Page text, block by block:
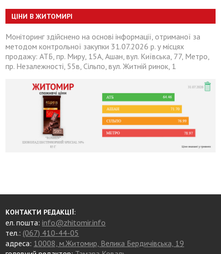
ЦІНИ В ЖИТОМИРІ
Моніторинг здійснено на основі інформації, отриманої за
методом контрольної закупки 31.07.2026 р. у місцях
продажу: АТБ, пр. Миру, 15А, Ашан, вул. Київська, 77, Метро,
пр. Незалежності, 55в, Сільпо, вул. Житній ринок, 1
КОНТАКТИ РЕДАКЦІЇ:
ел. пошта:info@zhitomir.info
тел.: (067) 410-44-05
адреса: 10008, м.Житомир, Велика Бердичівська, 19